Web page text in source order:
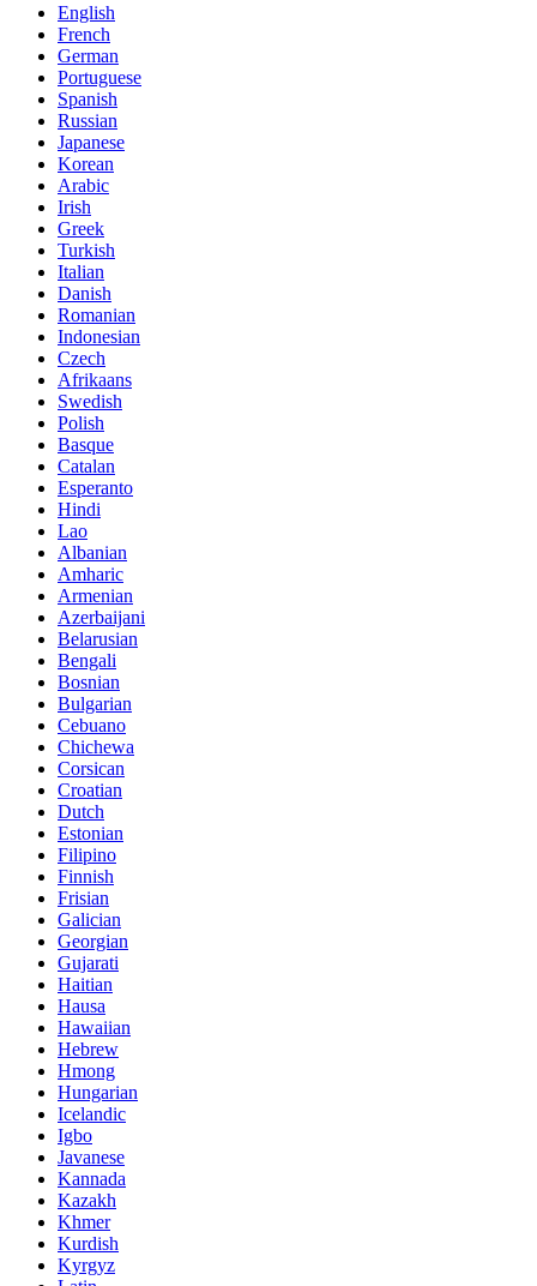
English
French
German
Portuguese
Spanish
Russian
Japanese
Korean
Arabic
Irish
Greek
Turkish
Italian
Danish
Romanian
Indonesian
Czech
Afrikaans
Swedish
Polish
Basque
Catalan
Esperanto
Hindi
Lao
Albanian
Amharic
Armenian
Azerbaijani
Belarusian
Bengali
Bosnian
Bulgarian
Cebuano
Chichewa
Corsican
Croatian
Dutch
Estonian
Filipino
Finnish
Frisian
Galician
Georgian
Gujarati
Haitian
Hausa
Hawaiian
Hebrew
Hmong
Hungarian
Icelandic
Igbo
Javanese
Kannada
Kazakh
Khmer
Kurdish
Kyrgyz